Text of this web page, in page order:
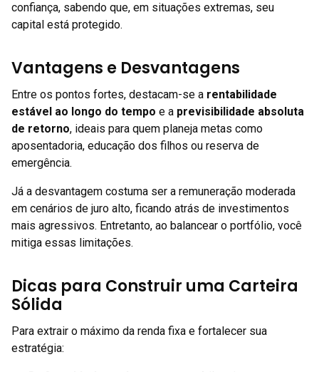
confiança, sabendo que, em situações extremas, seu
capital está protegido.
Vantagens e Desvantagens
Entre os pontos fortes, destacam-se a rentabilidade
estável ao longo do tempo e a previsibilidade absoluta
de retorno, ideais para quem planeja metas como
aposentadoria, educação dos filhos ou reserva de
emergência.
Já a desvantagem costuma ser a remuneração moderada
em cenários de juro alto, ficando atrás de investimentos
mais agressivos. Entretanto, ao balancear o portfólio, você
mitiga essas limitações.
Dicas para Construir uma Carteira
Sólida
Para extrair o máximo da renda fixa e fortalecer sua
estratégia: